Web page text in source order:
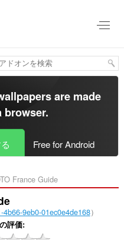
are made
browser.
Free for Android
France Guide‎
4b66-9eb0-01ec0e4de168）
評価